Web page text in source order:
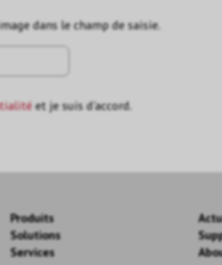
dans le champ de saisie.
et je suis d'accord.
Produits
Solutions
Services